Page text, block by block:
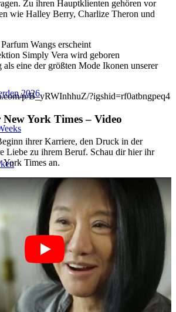
2026
Day
Zu ihren Hauptklienten gehören vor
wie Halley Berry, Charlize Theron und
Wangs erscheint
Simply Vera wird geboren
als eine der größten Mode Ikonen unserer
p/B_yRWInhhuZ/?igshid=rf0atbngpeq4
York Times – Video
ihrer Karriere, den Druck in der
Liebe zu ihrem Beruf. Schau dir hier ihr
Times an.